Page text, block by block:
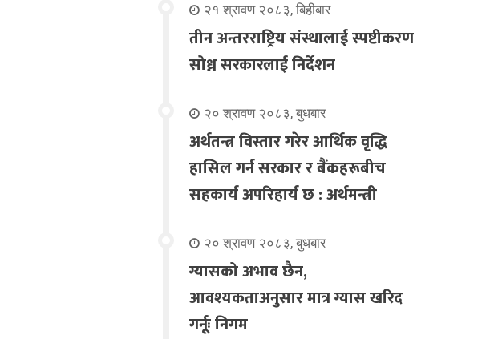
२१ श्रावण २०८३, बिहीबार
तीन अन्तरराष्ट्रिय संस्थालाई स्पष्टीकरण
सोध्न सरकारलाई निर्देशन
२० श्रावण २०८३, बुधबार
अर्थतन्त्र विस्तार गरेर आर्थिक वृद्धि
हासिल गर्न सरकार र बैंकहरूबीच
सहकार्य अपरिहार्य छ : अर्थमन्त्री
२० श्रावण २०८३, बुधबार
ग्यासको अभाव छैन,
आवश्यकताअनुसार मात्र ग्यास खरिद
गर्नूः निगम